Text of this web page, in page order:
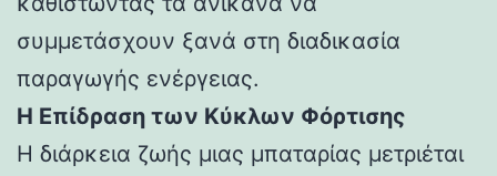
συμμετάσχουν ξανά στη διαδικασία
παραγωγής ενέργειας.
Η Επίδραση των Κύκλων Φόρτισης
Η διάρκεια ζωής μιας μπαταρίας μετριέται